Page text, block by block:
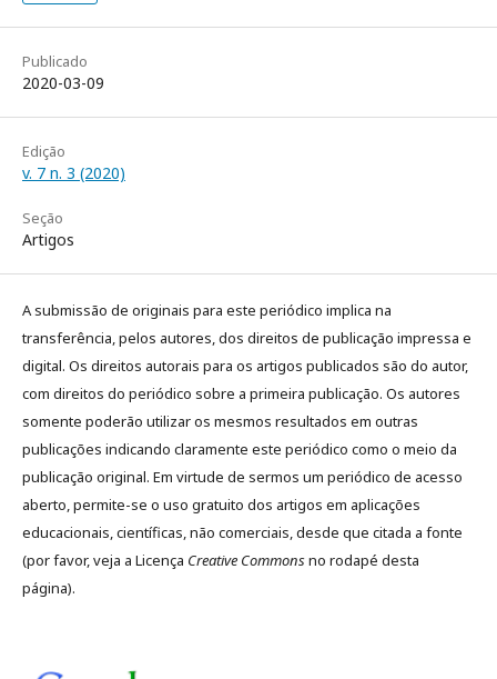
Publicado
2020-03-09
Edição
v. 7 n. 3 (2020)
Seção
Artigos
A submissão de originais para este periódico implica na
transferência, pelos autores, dos direitos de publicação impressa e
digital. Os direitos autorais para os artigos publicados são do autor,
com direitos do periódico sobre a primeira publicação. Os autores
somente poderão utilizar os mesmos resultados em outras
publicações indicando claramente este periódico como o meio da
publicação original. Em virtude de sermos um periódico de acesso
aberto, permite-se o uso gratuito dos artigos em aplicações
educacionais, científicas, não comerciais, desde que citada a fonte
(por favor, veja a Licença Creative Commonsno rodapé desta
página).